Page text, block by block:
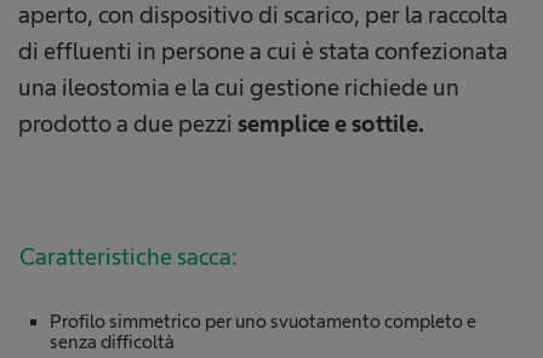
aperto, con dispositivo di scarico, per la raccolta
di effluenti in persone a cui è stata confezionata
una ileostomia e la cui gestione richiede un
prodotto a due pezzi semplice e sottile.
Caratteristiche sacca:
Profilo simmetrico per uno svuotamento completo e
senza difficoltà